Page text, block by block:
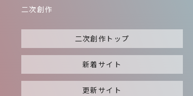
二次創作
二次創作トップ
新着サイト
更新サイト